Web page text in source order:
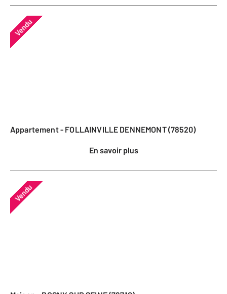
Vendu
Appartement - FOLLAINVILLE DENNEMONT (78520)
En savoir plus
Vendu